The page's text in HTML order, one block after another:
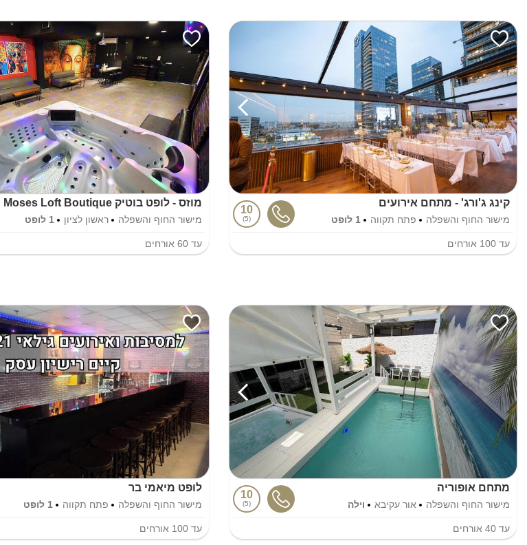
קינג ג'ורג' - מתחם אירועים
מישור החוף והשפלה פתח תקווה 1 לופט
10
5
עד 100 אורחים
מוזס - לופט בוטיק Moses Loft Boutique
מישור החוף והשפלה ראשון לציון 1 לופט
עד 60אורחים
מתחם אופוריה
מישור החוף והשפלה אור עקיבא וילה
10
5
עד 40 אורחים
לופט מיאמי בר
מישור החוף והשפלה פתח תקווה 1 לופט
עד 100 אורחים